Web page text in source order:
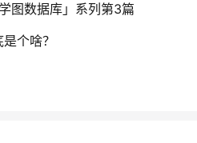
图数据库」系列第3篇
个啥？